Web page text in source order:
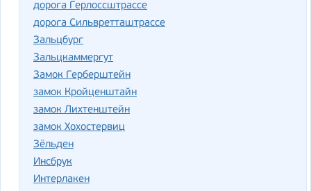
дорога Герлоссштрассе
дорога Сильвретташтрассе
Зальцбург
Зальцкаммергут
Замок Герберштейн
замок Кройценштайн
замок Лихтенштейн
замок Хохостервиц
Зёльден
Инсбрук
Интерлакен